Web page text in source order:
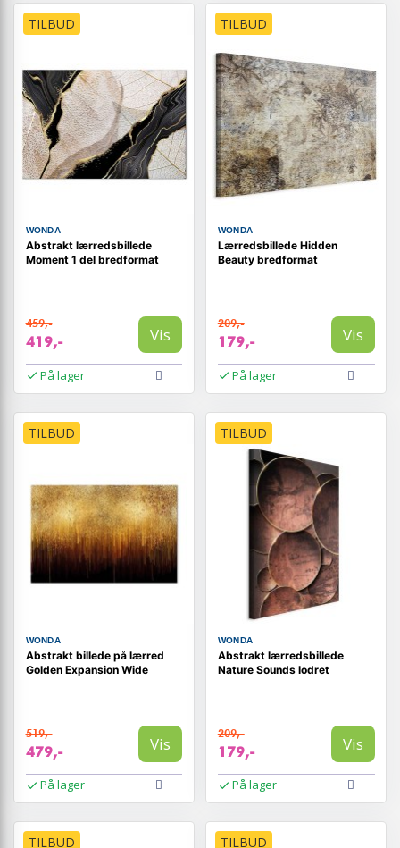
TILBUD
WONDA
Abstrakt lærredsbillede
Moment 1 del bredformat
459,-
419,- Vis
På lager
TILBUD
WONDA
Lærredsbillede Hidden
Beauty bredformat
209,-
179,- Vis
På lager
TILBUD
WONDA
Abstrakt billede på lærred
Golden Expansion Wide
519,-
479,- Vis
På lager
TILBUD
WONDA
Abstrakt lærredsbillede
Nature Sounds lodret
209,-
179,- Vis
På lager
TILBUD TILBUD